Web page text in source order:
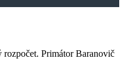
Primátor Baranovič